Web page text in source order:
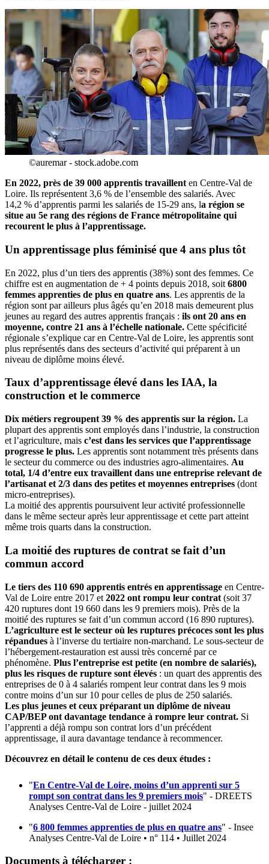
©auremar - stock.adobe.com
En 2022, près de 39 000 apprentis travaillent en Centre-Val de
Loire. Ils représentent 3,6 % de l’ensemble des salariés. Avec
14,2 % d’apprentis parmi les salariés de 15-29 ans, la région se
situe au 5e rang des régions de France métropolitaine qui
recourent le plus à l’apprentissage.
Un apprentissage plus féminisé que 4 ans plus tôt
En 2022, plus d’un tiers des apprentis (38%) sont des femmes. Ce
chiffre est en augmentation de + 4 points depuis 2018, soit 6800
femmes apprenties de plus en quatre ans. Les apprentis de la
région sont par ailleurs plus âgés qu’en 2018 mais demeurent plus
jeunes au regard des autres apprentis français : ils ont 20 ans en
moyenne, contre 21 ans à l’échelle nationale. Cette spécificité
régionale s’explique car en Centre-Val de Loire, les apprentis sont
plus représentés dans des secteurs d’activité qui préparent à un
niveau de diplôme moins élevé.
Taux d’apprentissage élevé dans les IAA, la
construction et le commerce
Dix métiers regroupent 39 % des apprentis sur la région. La
plupart des apprentis sont employés dans l’industrie, la construction
et l’agriculture, mais c’est dans les services que l’apprentissage
progresse le plus. Les apprentis sont notamment très présents dans
le secteur du commerce ou des industries agro-alimentaires. Au
total, 1/4 d’entre eux travaillent dans une entreprise relevant de
l’artisanat et 2/3 dans des petites et moyennes entreprises (dont
micro-entreprises).
La moitié des apprentis poursuivent leur activité professionnelle
dans le même secteur après leur apprentissage et cette part atteint
même trois quarts dans la construction.
La moitié des ruptures de contrat se fait d’un
commun accord
Le tiers des 110 690 apprentis entrés en apprentissage en Centre-
Val de Loire entre 2017 et 2022 ont rompu leur contrat (soit 37
420 ruptures dont 19 660 dans les 9 premiers mois). Près de la
moitié des ruptures se fait d’un commun accord (16 890 ruptures).
L’agriculture est le secteur où les ruptures précoces sont les plus
répandues à l’inverse du tertiaire non-marchand. Le sous-secteur de
l’hébergement-restauration est aussi très concerné par ce
phénomène. Plus l’entreprise est petite (en nombre de salariés),
plus les risques de rupture sont élevés : un quart des apprentis des
entreprises de 0 à 4 salariés rompent leur contrat dans les 9 mois
contre moins d’un sur 10 pour celles de plus de 250 salariés.
Les plus jeunes et ceux préparant un diplôme de niveau
CAP/BEP ont davantage tendance à rompre leur contrat. Si
l’apprenti a déjà rompu son contrat lors d’un précédent
apprentissage, il aura davantage tendance à recommencer.
Découvrez en détail le contenu de ces deux études :
"En Centre-Val de Loire, moins d’un apprenti sur 5
rompt son contrat dans les 9 premiers mois" - DREETS
Analyses Centre-Val de Loire - juillet 2024
"6 800 femmes apprenties de plus en quatre ans" - Insee
Analyses Centre-Val de Loire • n° 114 • Juillet 2024
Documents à télécharger :